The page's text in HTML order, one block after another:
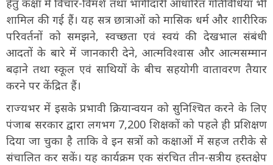
शामिल की गई हैं। यह सत्र छात्राओं को मासिक धर्म और शारीरिक
परिवर्तनों को समझने, स्वच्छता एवं स्वयं की देखभाल संबंधी
आदतों के बारे में जानकारी देने, आत्मविश्वास और आत्मसम्मान
बढ़ाने तथा स्कूल एवं साथियों के बीच सहयोगी वातावरण तैयार
करने पर केंद्रित हैं।
राज्यभर में इसके प्रभावी क्रियान्वयन को सुनिश्चित करने के लिए
पंजाब सरकार द्वारा लगभग 7,200 शिक्षकों को पहले ही प्रशिक्षण
दिया जा चुका है ताकि वे इन सत्रों को कक्षाओं में सहज तरीके से
संचालित कर सकें। यह कार्यक्रम एक संरचित तीन-सत्रीय हस्तक्षेप